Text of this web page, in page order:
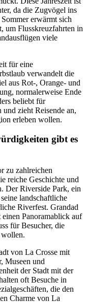
da die Zugvögel ins
erwärmt sich
um Flusskreuzfahrten in
viele
für eine
verwandelt die
aus Rot-, Orange- und
normalerweise Ende
beliebt für
zieht Reisende an,
erleben wollen.
gibt es
zu zahlreichen
reiche Geschichte und
Der Riverside Park, ein
landschaftliche
Riverfest. Grandad
Panoramablick auf
für Besucher, die
wollen.
von La Crosse mit
Museen und
der Stadt mit der
oft Besuche in
die den
Charme von La